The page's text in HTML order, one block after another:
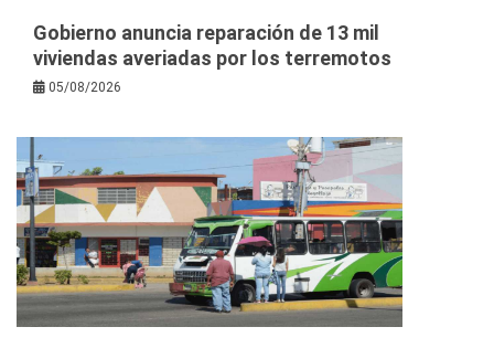
Gobierno anuncia reparación de 13 mil
viviendas averiadas por los terremotos
05/08/2026